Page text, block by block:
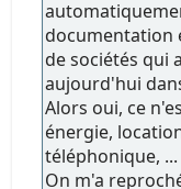
documentation
de sociétés qui
aujourd'hui
Alors oui, ce
énergie,
téléphonique, ...
On m'a